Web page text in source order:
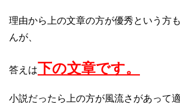
理由から上の文章の方が優秀という方
んが、
答えは下の文章です。
小説だったら上の方が風流さがあって